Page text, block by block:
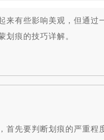
有些影响美观，但通过
划痕的技巧详解。
先要判断划痕的严重程